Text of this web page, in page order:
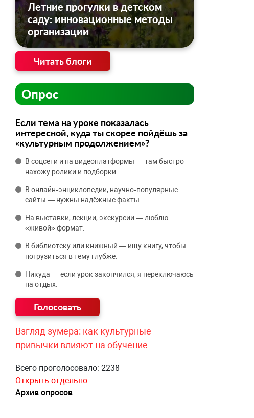
Летние прогулки в детском
саду: инновационные методы
организации
Читать блоги
Опрос
Если тема на уроке показалась
интересной, куда ты скорее пойдёшь за
«культурным продолжением»?
В соцсети и на видеоплатформы — там быстро
нахожу ролики и подборки.
В онлайн‑энциклопедии, научно‑популярные
сайты — нужны надёжные факты.
На выставки, лекции, экскурсии — люблю
«живой» формат.
В библиотеку или книжный — ищу книгу, чтобы
погрузиться в тему глубже.
Никуда — если урок закончился, я переключаюсь
на отдых.
Взгляд зумера: как культурные
привычки влияют на обучение
Всего проголосовало: 2238
Открыть отдельно
Архив опросов